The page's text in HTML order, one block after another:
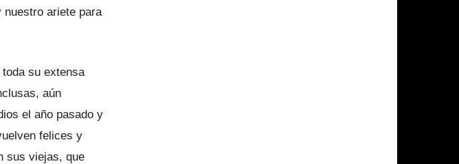
nuestro ariete para
su extensa
aún
el año pasado y
felices y
sus viejas, que